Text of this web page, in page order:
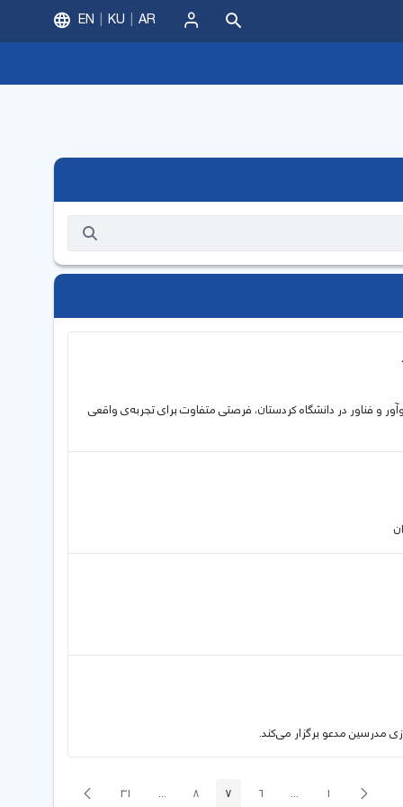
ورود
EN KU AR
نوآور و فناور در دانشگاه کردستان، فرصتی متفاوت برای تجربه‌ی واقعی
مدرسین مدعو برگزار می‌کند.
پیغام صفحه1
...
Intermediate Pages
صفحه6 صفحه7 صفحه8
...
Intermediate Pages
صفحه31 صفحه